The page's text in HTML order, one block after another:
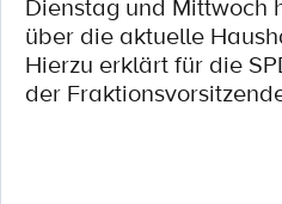
Dienstag und Mittwoch
über die aktuelle
Hierzu erklärt für die
der